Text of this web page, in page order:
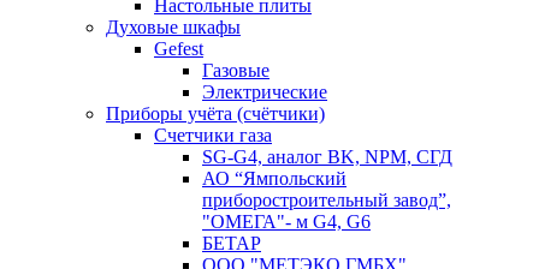
Настольные плиты
Духовые шкафы
Gefest
Газовые
Электрические
Приборы учёта (счётчики)
Счетчики газа
SG-G4, аналог BK, NPM, СГД
АО “Ямпольский
приборостроительный завод”,
"ОМЕГА"- м G4, G6
БЕТАР
ООО "МЕТЭКО ГМБХ"